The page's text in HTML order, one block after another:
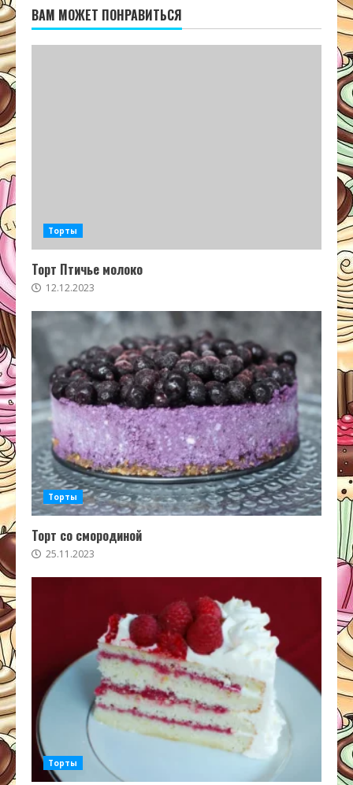
ВАМ МОЖЕТ ПОНРАВИТЬСЯ
Торты
Торт Птичье молоко
12.12.2023
Торты
Торт со смородиной
25.11.2023
Торты